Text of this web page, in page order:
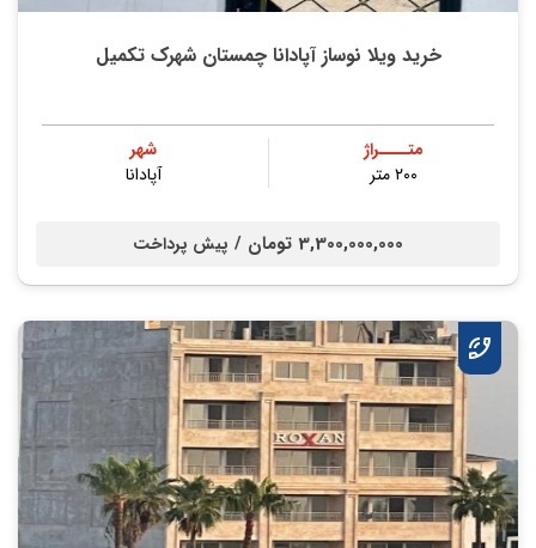
خرید ویلا نوساز آپادانا چمستان شهرک تکمیل
متــــراژ
۲۰۰ متر
شهر
آپادانا
3,300,000,000 تومان / پیش پرداخت